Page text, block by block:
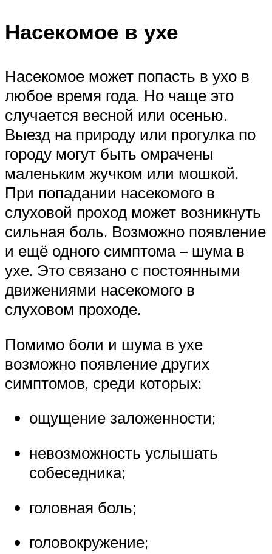
Насекомое в ухе
Насекомое может попасть в ухо в
любое время года. Но чаще это
случается весной или осенью.
Выезд на природу или прогулка по
городу могут быть омрачены
маленьким жучком или мошкой.
При попадании насекомого в
слуховой проход может возникнуть
сильная боль. Возможно появление
и ещё одного симптома – шума в
ухе. Это связано с постоянными
движениями насекомого в
слуховом проходе.
Помимо боли и шума в ухе
возможно появление других
симптомов, среди которых:
ощущение заложенности;
невозможность услышать
собеседника;
головная боль;
головокружение;